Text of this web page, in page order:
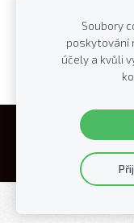
Vyvíjíme a
Soubory
poskytování
účely a kvůli